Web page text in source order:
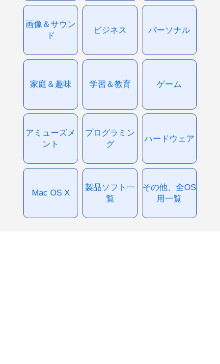
画像＆サウン
ド
ビジネス パーソナル
家庭＆趣味 学習＆教育 ゲーム
アミューズメ
ント
プログラミン
グ
ハードウェア
Mac OS X
製品ソフト一
覧
その他、全OS
用一覧